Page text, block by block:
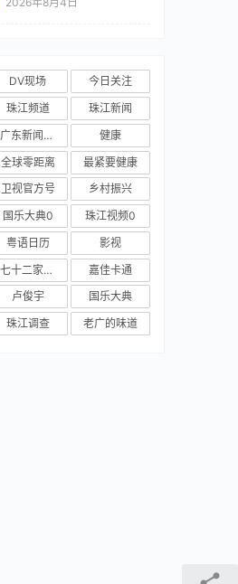
DV现场
今日关注
珠江频道
珠江新闻
广东新闻频道
健康
全球零距离
最紧要健康
卫视官方号
乡村振兴
国乐大典0
珠江视频0
粤语日历
影视
七十二家房客
嘉佳卡通
卢俊宇
国乐大典
珠江调查 老广的味道